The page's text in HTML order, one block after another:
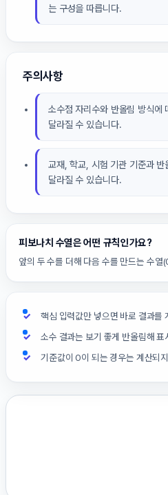
는 구성을 따릅니다.
주의사항
소수점 자리수와 반올림 방식에
달라질 수 있습니다.
교재, 학교, 시험 기관 기준과 반
달라질 수 있습니다.
피보나치 수열은 어떤 규칙인가요?
앞의 두 수를 더해 다음 수를 만드는 수
핵심 입력값만 넣으면 바로 결과를
소수 결과는 보기 좋게 반올림해 표
기준값이 0이 되는 경우는 계산되